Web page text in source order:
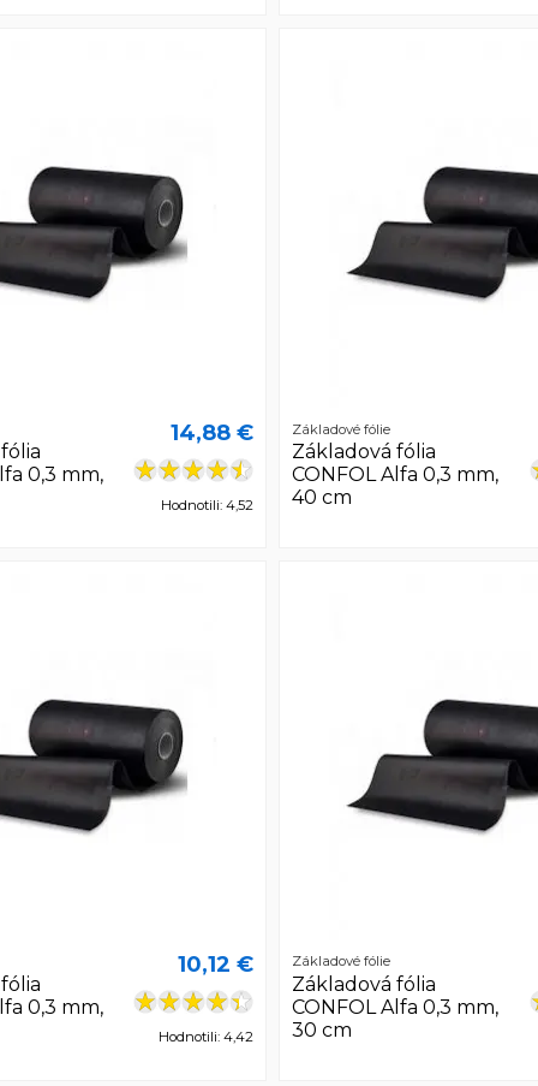
0,3 mm,
14,88 €
Hodnotili: 4,52
Základové fólie
Základová fólia
CONFOL Alfa 0,3 mm,
40 cm
0,3 mm,
10,12 €
Hodnotili: 4,42
Základové fólie
Základová fólia
CONFOL Alfa 0,3 mm,
30 cm